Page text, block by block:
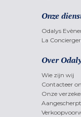
Onze
Odalys
La
Over
Wie zijn wij
Contacteer
Onze